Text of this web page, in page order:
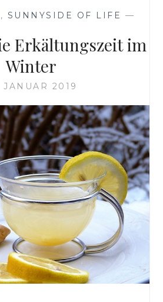
, SUNNYSIDE OF LIFE —
Erkältungszeit im
Winter
JANUAR 2019